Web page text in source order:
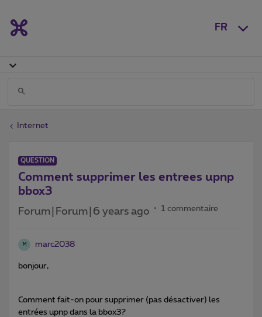
FR
Internet
QUESTION
Comment supprimer les entrees upnp
bbox3
Forum|Forum|6 years ago 1 commentaire
M marc2038
bonjour,
Comment fait-on pour supprimer (pas désactiver) les
entrées upnp dans la bbox3?